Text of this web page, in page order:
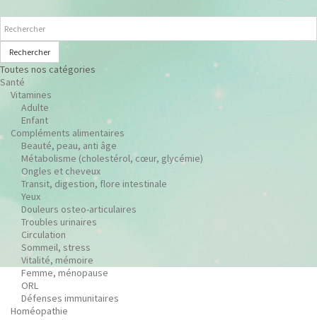
Rechercher
Toutes nos catégories
Santé
Vitamines
Adulte
Enfant
Compléments alimentaires
Beauté, peau, anti âge
Métabolisme (cholestérol, cœur, glycémie)
Ongles et cheveux
Transit, digestion, flore intestinale
Yeux
Douleurs osteo-articulaires
Troubles urinaires
Circulation
Sommeil, stress
Vitalité, mémoire
Femme, ménopause
ORL
Défenses immunitaires
Homéopathie